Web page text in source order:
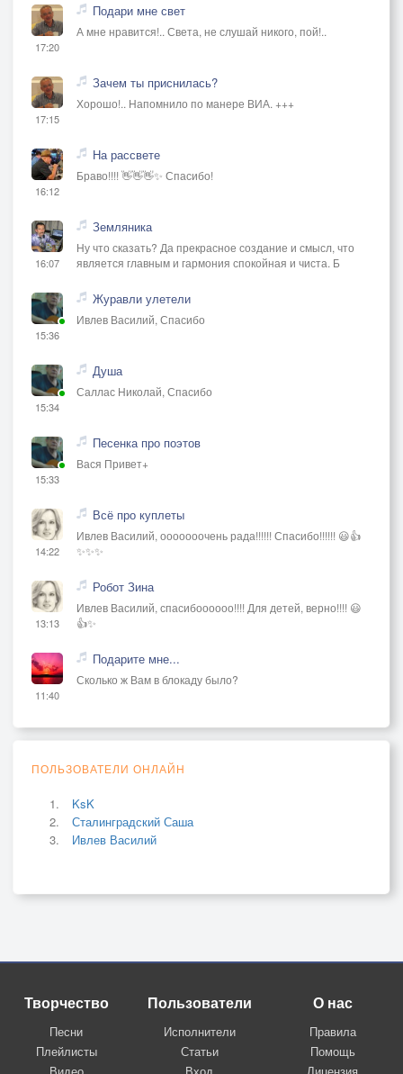
17:20
Подари мне свет
А мне нравится!.. Света, не слушай никого, пой!..
17:15
Зачем ты приснилась?
Хорошо!.. Напомнило по манере ВИА. +++
16:12
На рассвете
Браво!!!! 👋👋👋✨ Спасибо!
16:07
Земляника
Ну что сказать? Да прекрасное создание и смысл, что
является главным и гармония спокойная и чиста. Б
15:36
Журавли улетели
Ивлев Василий, Спасибо
15:34
Душа
Саллас Николай, Спасибо
15:33
Песенка про поэтов
Вася Привет+
14:22
Всё про куплеты
Ивлев Василий, ооооооочень рада!!!!!! Спасибо!!!!!! 😃👍
✨✨✨
13:13
Робот Зина
Ивлев Василий, спасибоооооо!!!! Для детей, верно!!!! 😃
👍✨
11:40
Подарите мне...
Сколько ж Вам в блокаду было?
ПОЛЬЗОВАТЕЛИ ОНЛАЙН
KsK
Сталинградский Саша
Ивлев Василий
Творчество
Песни
Плейлисты
Пользователи
Исполнители
Статьи
О нас
Правила
Помощь